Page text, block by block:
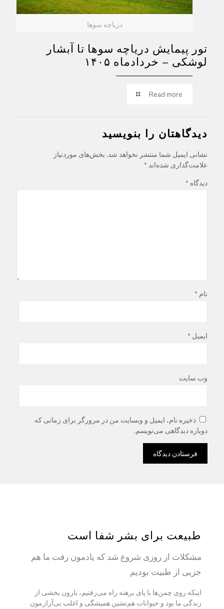
دریاچه سوها
تور پیمایش دریاچه سوها تا آبشار
لوشکی – خردادماه ۱۴۰۵
Read more
دیدگاهتان را بنویسید
نشانی ایمیل شما منتشر نخواهد شد. بخش‌های موردنیاز
علامت‌گذاری شده‌اند*
دیدگاه*
نام*
ایمیل*
وب‌ سایت
ذخیره نام، ایمیل و وبسایت من در مرورگر برای زمانی که
دوباره دیدگاهی می‌نویسم.
طبیعت برای بشر شفا است
مشکلات از روزی شروع شد که یادمون رفت ما هم
جزيی از طبیت بودیم
اینکه روی چمن‌ها با پای برهنه راه می‌رفتیم، بارون بخشی از
زندگی ما بود و حیوانات هم‌نشین همیشگی و اغلب بی‌آزارمون